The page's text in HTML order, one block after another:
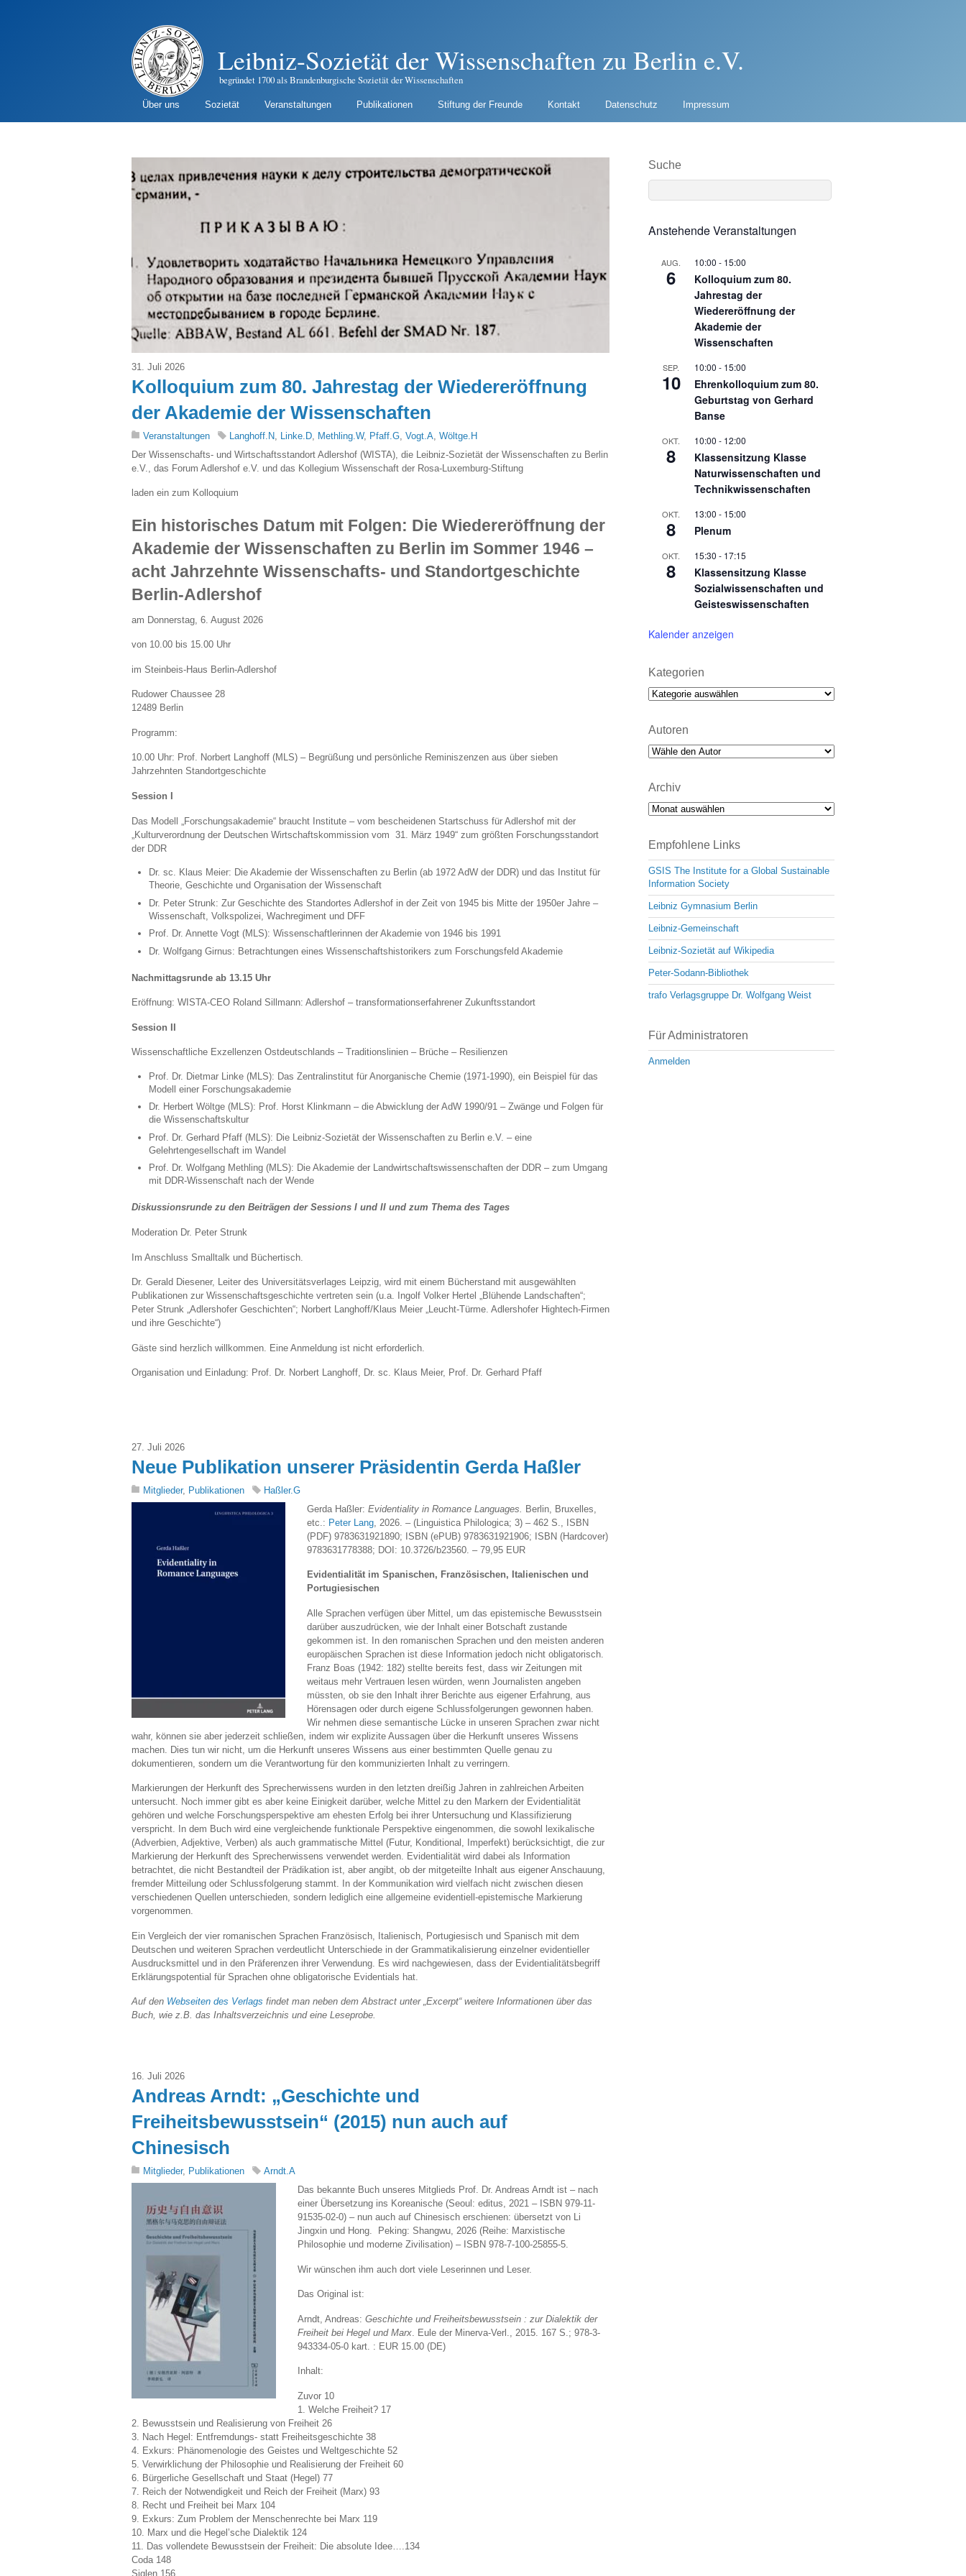
Leibniz-Sozietät der Wissenschaften zu Berlin e.V.
begründet 1700 als Brandenburgische Sozietät der Wissenschaften
Über uns Sozietät Veranstaltungen Publikationen Stiftung der Freunde Kontakt Datenschutz Impressum
31. Juli 2026
Kolloquium zum 80. Jahrestag der Wiedereröffnung
der Akademie der Wissenschaften
Veranstaltungen Langhoff.N Linke.D Methling.W, Pfaff.G Vogt.A Wöltge.H
Der Wissenschafts- und Wirtschaftsstandort Adlershof (WISTA), die Leibniz-Sozietät der Wissenschaften zu Berlin
e.V., das Forum Adlershof e.V. und das Kollegium Wissenschaft der Rosa-Luxemburg-Stiftung
laden ein zum Kolloquium
Ein historisches Datum mit Folgen: Die Wiedereröffnung der
Akademie der Wissenschaften zu Berlin im Sommer 1946 –
acht Jahrzehnte Wissenschafts- und Standortgeschichte
Berlin-Adlershof
am Donnerstag, 6. August 2026
von 10.00 bis 15.00 Uhr
im Steinbeis-Haus Berlin-Adlershof
Rudower Chaussee 28
12489 Berlin
Programm:
10.00 Uhr: Prof. Norbert Langhoff (MLS) – Begrüßung und persönliche Reminiszenzen aus über sieben
Jahrzehnten Standortgeschichte
Session I
Das Modell „Forschungsakademie“ braucht Institute – vom bescheidenen Startschuss für Adlershof mit der
„Kulturverordnung der Deutschen Wirtschaftskommission vom 31. März 1949“ zum größten Forschungsstandort
der DDR
Dr. sc. Klaus Meier: Die Akademie der Wissenschaften zu Berlin (ab 1972 AdW der DDR) und das Institut für
Theorie, Geschichte und Organisation der Wissenschaft
Dr. Peter Strunk: Zur Geschichte des Standortes Adlershof in der Zeit von 1945 bis Mitte der 1950er Jahre –
Wissenschaft, Volkspolizei, Wachregiment und DFF
Prof. Dr. Annette Vogt (MLS): Wissenschaftlerinnen der Akademie von 1946 bis 1991
Dr. Wolfgang Girnus: Betrachtungen eines Wissenschaftshistorikers zum Forschungsfeld Akademie
Nachmittagsrunde ab 13.15 Uhr
Eröffnung: WISTA-CEO Roland Sillmann: Adlershof – transformationserfahrener Zukunftsstandort
Session II
Wissenschaftliche Exzellenzen Ostdeutschlands – Traditionslinien – Brüche – Resilienzen
Prof. Dr. Dietmar Linke (MLS): Das Zentralinstitut für Anorganische Chemie (1971-1990), ein Beispiel für das
Modell einer Forschungsakademie
Dr. Herbert Wöltge (MLS): Prof. Horst Klinkmann – die Abwicklung der AdW 1990/91 – Zwänge und Folgen für
die Wissenschaftskultur
Prof. Dr. Gerhard Pfaff (MLS): Die Leibniz-Sozietät der Wissenschaften zu Berlin e.V. – eine
Gelehrtengesellschaft im Wandel
Prof. Dr. Wolfgang Methling (MLS): Die Akademie der Landwirtschaftswissenschaften der DDR – zum Umgang
mit DDR-Wissenschaft nach der Wende
Diskussionsrunde zu den Beiträgen der Sessions I und II und zum Thema des Tages
Moderation Dr. Peter Strunk
Im Anschluss Smalltalk und Büchertisch.
Dr. Gerald Diesener, Leiter des Universitätsverlages Leipzig, wird mit einem Bücherstand mit ausgewählten
Publikationen zur Wissenschaftsgeschichte vertreten sein (u.a. Ingolf Volker Hertel „Blühende Landschaften“;
Peter Strunk „Adlershofer Geschichten“; Norbert Langhoff/Klaus Meier „Leucht-Türme. Adlershofer Hightech-Firmen
und ihre Geschichte“)
Gäste sind herzlich willkommen. Eine Anmeldung ist nicht erforderlich.
Organisation und Einladung: Prof. Dr. Norbert Langhoff, Dr. sc. Klaus Meier, Prof. Dr. Gerhard Pfaff
27. Juli 2026
Neue Publikation unserer Präsidentin Gerda Haßler
Mitglieder, Publikationen
Haßler.G
Gerda Haßler: Evidentiality in Romance Languages.
Berlin, Bruxelles,
etc.: Peter Lang , 2026. – (Linguistica Philologica; 3) – 462 S., ISBN
(PDF) 9783631921890; ISBN (ePUB) 9783631921906; ISBN (Hardcover)
9783631778388; DOI: 10.3726/b23560. – 79,95 EUR
Evidentialität im Spanischen, Französischen, Italienischen und
Portugiesischen
Alle Sprachen verfügen über Mittel, um das epistemische Bewusstsein
darüber auszudrücken, wie der Inhalt einer Botschaft zustande
gekommen ist. In den romanischen Sprachen und den meisten anderen
europäischen Sprachen ist diese Information jedoch nicht obligatorisch.
Franz Boas (1942: 182) stellte bereits fest, dass wir Zeitungen mit
weitaus mehr Vertrauen lesen würden, wenn Journalisten angeben
müssten, ob sie den Inhalt ihrer Berichte aus eigener Erfahrung, aus
Hörensagen oder durch eigene Schlussfolgerungen gewonnen haben.
Wir nehmen diese semantische Lücke in unseren Sprachen zwar nicht
wahr, können sie aber jederzeit schließen, indem wir explizite Aussagen über die Herkunft unseres Wissens
machen. Dies tun wir nicht, um die Herkunft unseres Wissens aus einer bestimmten Quelle genau zu
dokumentieren, sondern um die Verantwortung für den kommunizierten Inhalt zu verringern.
Markierungen der Herkunft des Sprecherwissens wurden in den letzten dreißig Jahren in zahlreichen Arbeiten
untersucht. Noch immer gibt es aber keine Einigkeit darüber, welche Mittel zu den Markern der Evidentialität
gehören und welche Forschungsperspektive am ehesten Erfolg bei ihrer Untersuchung und Klassifizierung
verspricht. In dem Buch wird eine vergleichende funktionale Perspektive eingenommen, die sowohl lexikalische
(Adverbien, Adjektive, Verben) als auch grammatische Mittel (Futur, Konditional, Imperfekt) berücksichtigt, die zur
Markierung der Herkunft des Sprecherwissens verwendet werden. Evidentialität wird dabei als Information
betrachtet, die nicht Bestandteil der Prädikation ist, aber angibt, ob der mitgeteilte Inhalt aus eigener Anschauung,
fremder Mitteilung oder Schlussfolgerung stammt. In der Kommunikation wird vielfach nicht zwischen diesen
verschiedenen Quellen unterschieden, sondern lediglich eine allgemeine evidentiell-epistemische Markierung
vorgenommen.
Ein Vergleich der vier romanischen Sprachen Französisch, Italienisch, Portugiesisch und Spanisch mit dem
Deutschen und weiteren Sprachen verdeutlicht Unterschiede in der Grammatikalisierung einzelner evidentieller
Ausdrucksmittel und in den Präferenzen ihrer Verwendung. Es wird nachgewiesen, dass der Evidentialitätsbegriff
Erklärungspotential für Sprachen ohne obligatorische Evidentials hat.
Auf den Webseiten des Verlags findet man neben dem Abstract unter „Excerpt“ weitere Informationen über das
Buch, wie z.B. das Inhaltsverzeichnis und eine Leseprobe.
16. Juli 2026
Andreas Arndt: „Geschichte und
Freiheitsbewusstsein“ (2015) nun auch auf
Chinesisch
Mitglieder, Publikationen
Arndt.A
Das bekannte Buch unseres Mitglieds Prof. Dr. Andreas Arndt ist – nach
einer Übersetzung ins Koreanische (Seoul: editus, 2021 – ISBN 979-11-
91535-02-0) – nun auch auf Chinesisch erschienen: übersetzt von Li
Jingxin und Hong. Peking: Shangwu, 2026 (Reihe: Marxistische
Philosophie und moderne Zivilisation) – ISBN 978-7-100-25855-5.
Wir wünschen ihm auch dort viele Leserinnen und Leser.
Das Original ist:
Arndt, Andreas: Geschichte und Freiheitsbewusstsein : zur Dialektik der
Freiheit bei Hegel und Marx . Eule der Minerva-Verl., 2015. 167 S.; 978-3-
943334-05-0 kart. : EUR 15.00 (DE)
Inhalt:
Zuvor 10
1. Welche Freiheit? 17
2. Bewusstsein und Realisierung von Freiheit 26
3. Nach Hegel: Entfremdungs- statt Freiheitsgeschichte 38
4. Exkurs: Phänomenologie des Geistes und Weltgeschichte 52
5. Verwirklichung der Philosophie und Realisierung der Freiheit 60
6. Bürgerliche Gesellschaft und Staat (Hegel) 77
7. Reich der Notwendigkeit und Reich der Freiheit (Marx) 93
8. Recht und Freiheit bei Marx 104
9. Exkurs: Zum Problem der Menschenrechte bei Marx 119
10. Marx und die Hegel’sche Dialektik 124
11. Das vollendete Bewusstsein der Freiheit: Die absolute Idee….134
Coda 148
Siglen 156
Suche
Anstehende Veranstaltungen
AUG.
6
10:00 - 15:00
Kolloquium zum 80.
Jahrestag der
Wiedereröffnung der
Akademie der
Wissenschaften
SEP.
10
10:00 - 15:00
Ehrenkolloquium zum 80.
Geburtstag von Gerhard
Banse
OKT.
8
10:00 - 12:00
Klassensitzung Klasse
Naturwissenschaften und
Technikwissenschaften
OKT.
8
13:00 - 15:00
Plenum
OKT.
8
15:30 - 17:15
Klassensitzung Klasse
Sozialwissenschaften und
Geisteswissenschaften
Kalender anzeigen
Kategorien
Kategorien
Autoren
Archiv
Archiv
Empfohlene Links
GSIS The Institute for a Global Sustainable
Information Society
Leibniz Gymnasium Berlin
Leibniz-Gemeinschaft
Leibniz-Sozietät auf Wikipedia
Peter-Sodann-Bibliothek
trafo Verlagsgruppe Dr. Wolfgang Weist
Für Administratoren
Anmelden